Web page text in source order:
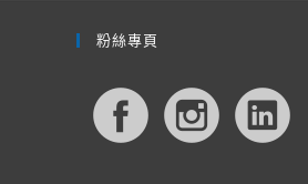
粉絲專頁